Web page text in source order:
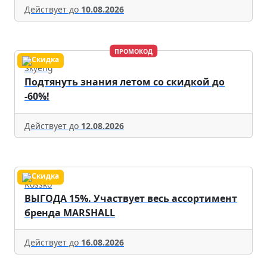
Действует до 10.08.2026
ПРОМОКОД
Skyeng
Подтянуть знания летом со скидкой до
-60%!
Действует до 12.08.2026
Rossko
ВЫГОДА 15%. Участвует весь ассортимент
бренда MARSHALL
Действует до 16.08.2026